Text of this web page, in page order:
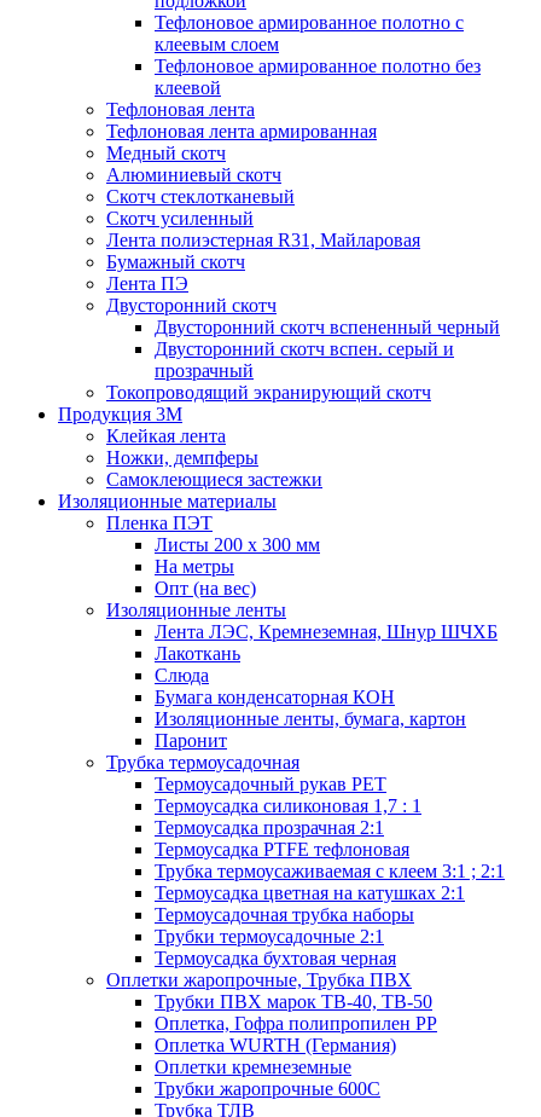
Тефлоновое армированное полотно с
клеевым слоем
Тефлоновое армированное полотно без
клеевой
Тефлоновая лента
Тефлоновая лента армированная
Медный скотч
Алюминиевый скотч
Скотч стеклотканевый
Скотч усиленный
Лента полиэстерная R31, Майларовая
Бумажный скотч
Лента ПЭ
Двусторонний скотч
Двусторонний скотч вспененный черный
Двусторонний скотч вспен. серый и
прозрачный
Токопроводящий экранирующий скотч
Продукция 3M
Клейкая лента
Ножки, демпферы
Самоклеющиеся застежки
Изоляционные материалы
Пленка ПЭТ
Листы 200 х 300 мм
На метры
Опт (на вес)
Изоляционные ленты
Лента ЛЭС, Кремнеземная, Шнур ШЧХБ
Лакоткань
Слюда
Бумага конденсаторная КОН
Изоляционные ленты, бумага, картон
Паронит
Трубка термоусадочная
Термоусадочный рукав PET
Термоусадка силиконовая 1,7 : 1
Термоусадка прозрачная 2:1
Термоусадка PTFE тефлоновая
Трубка термоусаживаемая с клеем 3:1 ; 2:1
Термоусадка цветная на катушках 2:1
Термоусадочная трубка наборы
Трубки термоусадочные 2:1
Термоусадка бухтовая черная
Оплетки жаропрочные, Трубка ПВХ
Трубки ПВХ марок ТВ-40, ТВ-50
Оплетка, Гофра полипропилен PP
Оплетка WURTH (Германия)
Оплетки кремнеземные
Трубки жаропрочные 600С
Трубка ТЛВ